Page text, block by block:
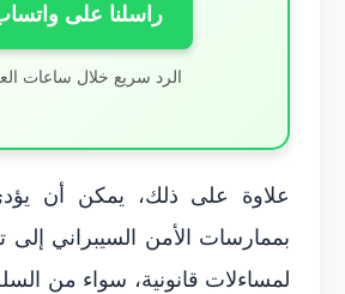
راسلنا على
الرد سريع خلال ساعات
علاوة على ذلك، يمكن أن
بممارسات الأمن السيبراني
لمساءلات قانونية، سواء من